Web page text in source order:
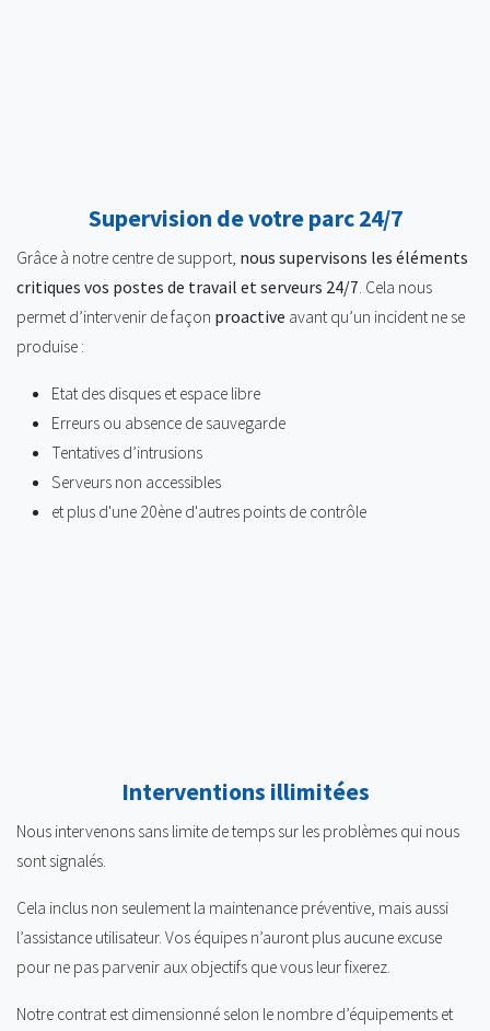
Supervision de votre parc 24/7
Grâce à notre centre de support, nous supervisons les éléments
critiques vos postes de travail et serveurs 24/7. Cela nous
permet d’intervenir de façon proactive avant qu’un incident ne se
produise :
Etat des disques et espace libre
Erreurs ou absence de sauvegarde
Tentatives d’intrusions
Serveurs non accessibles
et plus d'une 20ène d'autres points de contrôle
Interventions illimitées
Nous intervenons sans limite de temps sur les problèmes qui nous
sont signalés.
Cela inclus non seulement la maintenance préventive, mais aussi
l’assistance utilisateur. Vos équipes n’auront plus aucune excuse
pour ne pas parvenir aux objectifs que vous leur fixerez.
Notre contrat est dimensionné selon le nombre d’équipements et